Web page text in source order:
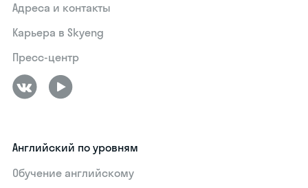
Адреса и контакты
Карьера в Skyeng
Пресс-центр
Английский по уровням
Обучение английскому